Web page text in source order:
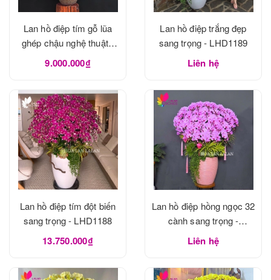
Lan hồ điệp tím gỗ lũa
ghép chậu nghệ thuật -
LHD1190
9.000.000₫
Lan hồ điệp trắng đẹp
sang trọng - LHD1189
Liên hệ
Lan hồ điệp tím đột biến
sang trọng - LHD1188
13.750.000₫
Lan hồ điệp hồng ngọc 32
cành sang trọng -
LHD1188
Liên hệ